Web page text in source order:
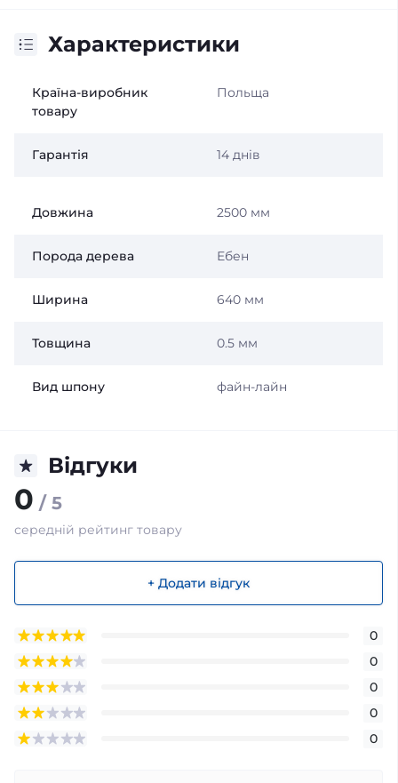
Характеристики
Країна-виробник
товару
Польща
Гарантія 14 днів
Довжина 2500 мм
Порода дерева Ебен
Ширина 640 мм
Товщина 0.5 мм
Вид шпону файн-лайн
Відгуки
0 / 5
середній рейтинг товару
+ Додати відгук
0
0
0
0
0